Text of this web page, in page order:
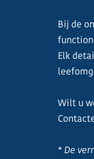
Bij de
Elk
Wilt u
* De